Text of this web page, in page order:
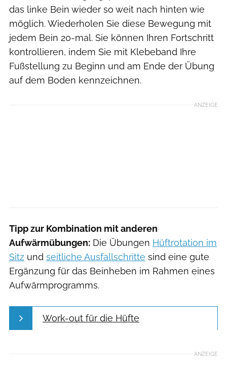
das linke Bein wieder so weit nach hinten wie
möglich. Wiederholen Sie diese Bewegung mit
jedem Bein 20-mal. Sie können Ihren Fortschritt
kontrollieren, indem Sie mit Klebeband Ihre
Fußstellung zu Beginn und am Ende der Übung
auf dem Boden kennzeichnen.
ANZEIGE
Tipp zur Kombination mit anderen
Aufwärmübungen: Die Übungen Hüftrotation im
Sitz und seitliche Ausfallschritte sind eine gute
Ergänzung für das Beinheben im Rahmen eines
Aufwärmprogramms.
Work-out für die Hüfte
ANZEIGE